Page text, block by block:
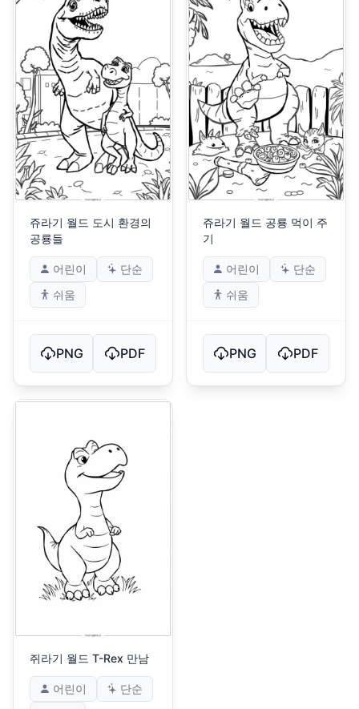
쥬라기 월드 도시 환경의
공룡들
어린이
단순
쉬움
PNG PDF
쥬라기 월드 공룡 먹이 주
기
어린이
단순
쉬움
PNG PDF
쥐라기 월드 T-Rex 만남
어린이
단순